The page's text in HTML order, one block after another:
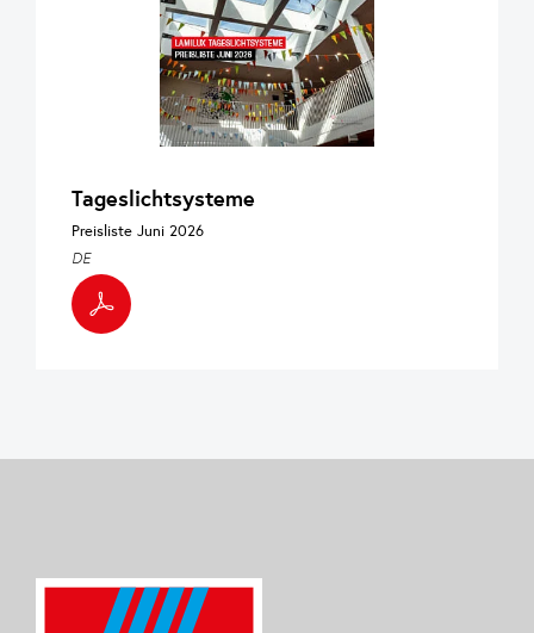
Tageslichtsysteme
Preisliste Juni 2026
DE